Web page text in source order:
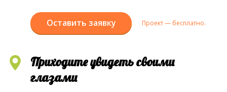
Оставить заявку Проект — бесплатно.
Приходите увидеть своими
глазами